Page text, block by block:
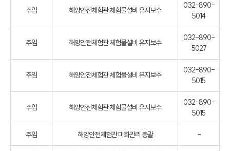
주임 해양안전체험관 체험물설비 유지보수
032-890-
5014
주임 해양안전체험관 체험물설비 유지보수
032-890-
5027
주임 해양안전체험관 체험물설비 유지보수
032-890-
5015
주임 해양안전체험관 체험물설비 유지보수
032-890-
5015
주임 해양안전체험관 미화관리 총괄 -